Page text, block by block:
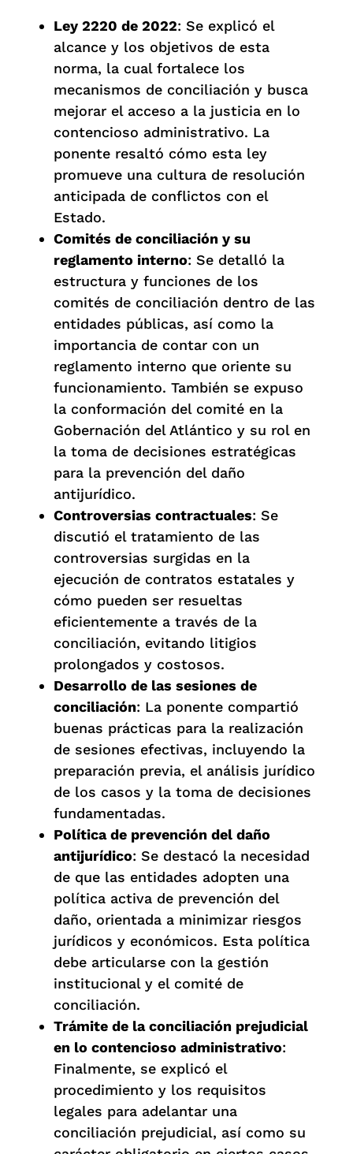
Ley 2220 de 2022: Se explicó el
alcance y los objetivos de esta
norma, la cual fortalece los
mecanismos de conciliación y busca
mejorar el acceso a la justicia en lo
contencioso administrativo. La
ponente resaltó cómo esta ley
promueve una cultura de resolución
anticipada de conflictos con el
Estado.
Comités de conciliación y su
reglamento interno: Se detalló la
estructura y funciones de los
comités de conciliación dentro de las
entidades públicas, así como la
importancia de contar con un
reglamento interno que oriente su
funcionamiento. También se expuso
la conformación del comité en la
Gobernación del Atlántico y su rol en
la toma de decisiones estratégicas
para la prevención del daño
antijurídico.
Controversias contractuales: Se
discutió el tratamiento de las
controversias surgidas en la
ejecución de contratos estatales y
cómo pueden ser resueltas
eficientemente a través de la
conciliación, evitando litigios
prolongados y costosos.
Desarrollo de las sesiones de
conciliación: La ponente compartió
buenas prácticas para la realización
de sesiones efectivas, incluyendo la
preparación previa, el análisis jurídico
de los casos y la toma de decisiones
fundamentadas.
Política de prevención del daño
antijurídico: Se destacó la necesidad
de que las entidades adopten una
política activa de prevención del
daño, orientada a minimizar riesgos
jurídicos y económicos. Esta política
debe articularse con la gestión
institucional y el comité de
conciliación.
Trámite de la conciliación prejudicial
en lo contencioso administrativo:
Finalmente, se explicó el
procedimiento y los requisitos
legales para adelantar una
conciliación prejudicial, así como su